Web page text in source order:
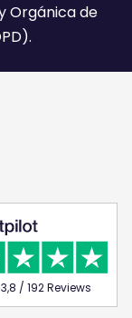
Orgánica de
/ 192 Reviews